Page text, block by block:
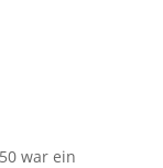
war ein